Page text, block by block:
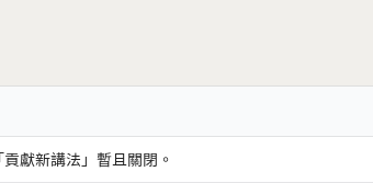
獻新講法」暫且關閉。